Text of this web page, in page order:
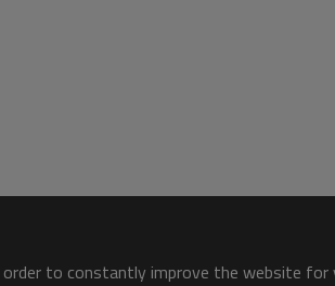
order to constantly improve the website for